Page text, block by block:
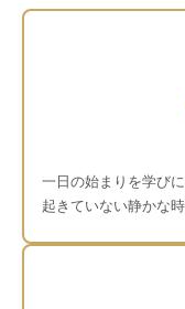
一日の始まりを学び
起きていない静かな